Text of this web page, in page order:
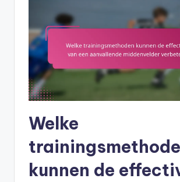
Welke
kunnen de